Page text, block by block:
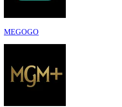
MEGOGO